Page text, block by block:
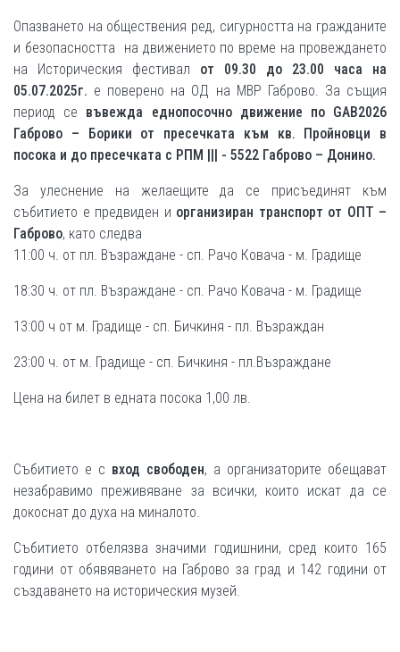
Опазването на обществения ред, сигурността на гражданите
и безопасността на движението по време на провеждането
на Историческия фестивал от 09.30 до 23.00 часа на
05.07.2025г. е поверено на ОД на МВР Габрово. За същия
период се въвежда еднопосочно движение по GAB2026
Габрово – Борики от пресечката към кв. Пройновци в
посока и до пресечката с РПМ ||| - 5522 Габрово – Донино.
За улеснение на желаещите да се присъединят към
събитието е предвиден и организиран транспорт от ОПТ –
Габрово, като следва
11:00 ч. от пл. Възраждане - сп. Рачо Ковача - м. Градище
18:30 ч. от пл. Възраждане - сп. Рачо Ковача - м. Градище
13:00 ч от м. Градище - сп. Бичкиня - пл. Възраждан
23:00 ч. от м. Градище - сп. Бичкиня - пл.Възраждане
Цена на билет в едната посока 1,00 лв.
Събитието е с вход свободен, а организаторите обещават
незабравимо преживяване за всички, които искат да се
докоснат до духа на миналото.
Събитието отбелязва значими годишнини, сред които 165
години от обявяването на Габрово за град и 142 години от
създаването на историческия музей.